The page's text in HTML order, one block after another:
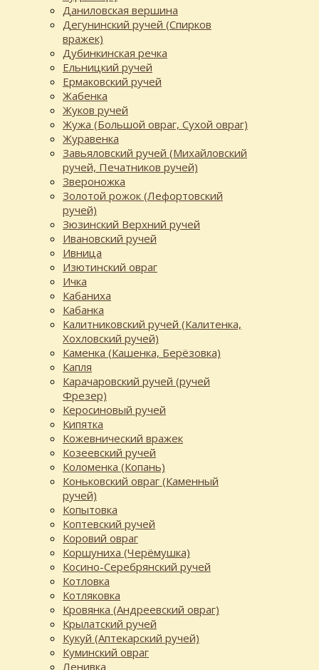
Даниловская вершина
Дегунинский ручей (Спирков
вражек)
Дубинкинская речка
Ельницкий ручей
Ермаковский ручей
Жабенка
Жуков ручей
Жужа (Большой овраг, Сухой овраг)
Журавенка
Завьяловский ручей (Михайловский
ручей, Печатников ручей)
Звероножка
Золотой рожок (Лефортовский
ручей)
Зюзинский Верхний ручей
Ивановский ручей
Ивница
Изютинский овраг
Ичка
Кабаниха
Кабанка
Калитниковский ручей (Калитенка,
Хохловский ручей)
Каменка (Кашенка, Берёзовка)
Капля
Карачаровский ручей (ручей
Фрезер)
Керосиновый ручей
Кипятка
Кожевнический вражек
Козеевский ручей
Коломенка (Копань)
Коньковский овраг (Каменный
ручей)
Копытовка
Коптевский ручей
Коровий овраг
Коршуниха (Черёмушка)
Косино-Серебрянский ручей
Котловка
Котляковка
Кровянка (Андреевский овраг)
Крылатский ручей
Кукуй (Аптекарский ручей)
Куминский овраг
Ленивка